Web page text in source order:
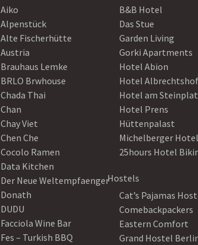
Aiko
Alpenstück
Alte Fischerhütte
Austria
Brauhaus Lemke
BRLO Brwhouse
Chada Thai
Chan
Chay Viet
Chen Che
Cocolo Ramen
Data Kitchen
Der Neue Weltempfaenger
Donath
DUDU
Facciola Wine Bar
Fes – Turkish BBQ
B&B Hotel
Das Stue
Garden Living
Gorki Apartments
Hotel Abion
Hotel Albrechtshof
Hotel am
Hotel Prens
Hüttenpalast
Michelberger Hotel
25hours Hotel
Hostels
Cat’s Pajamas
Comebackpackers
Eastern Comfort
Grand Hostel